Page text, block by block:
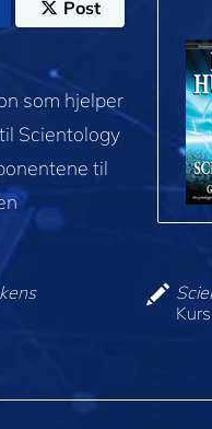
Post
som hjelper
Scientology
til
Kurs